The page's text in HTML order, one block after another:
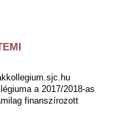
a 2017/2018-as
finanszírozott